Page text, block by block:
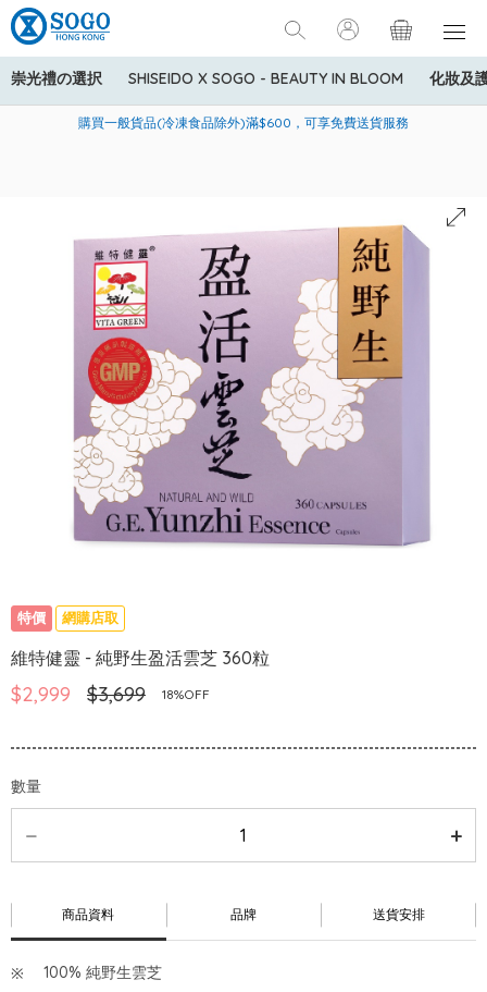
崇光禮の選択 SHISEIDO X SOGO - BEAUTY IN BLOOM 化妝及
美國運通Explorer®信用卡會員購物禮遇：高達5%簽賬回贈！
購買一般貨品(冷凍食品除外)滿$600，可享免費送貨服務
寄送中國內地服務只適用於指定商品，若訂單金額少於HK$600(折
特價 網購店取
維特健靈 - 純野生盈活雲芝 360粒
$2,999 $3,699 18%OFF
數量
商品資料 品牌 送貨安排
100% 純野生雲芝